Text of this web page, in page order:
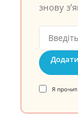
знову
Я